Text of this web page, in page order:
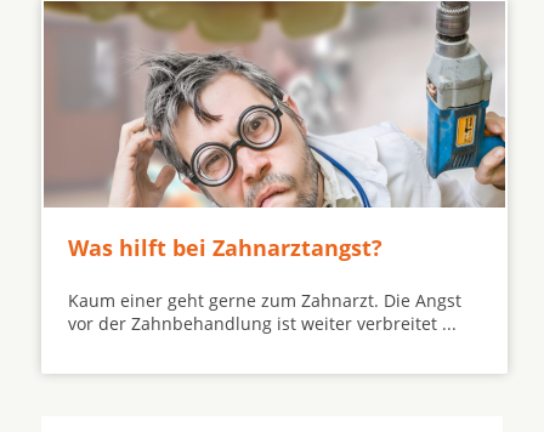
Was hilft bei Zahnarztangst?
Kaum einer geht gerne zum Zahnarzt. Die Angst
vor der Zahnbehandlung ist weiter verbreitet ...